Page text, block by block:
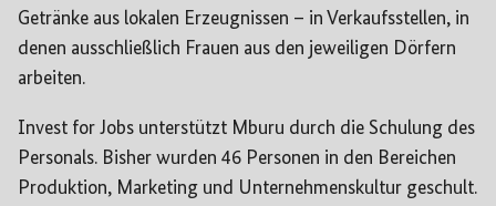
Getränke aus lokalen Erzeugnissen – in Verkaufsstellen, in
denen ausschließlich Frauen aus den jeweiligen Dörfern
arbeiten.
Invest for Jobs unterstützt Mburu durch die Schulung des
Personals. Bisher wurden 46 Personen in den Bereichen
Produktion, Marketing und Unternehmenskultur geschult.